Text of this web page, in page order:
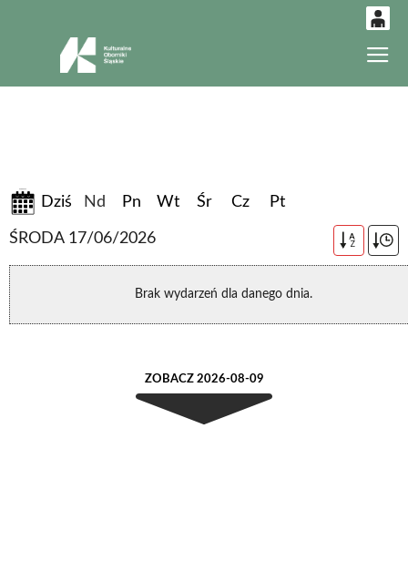
Dziś Nd Pn Wt Śr Cz Pt
ŚRODA 17/06/2026 A
Z
Brak wydarzeń dla danego dnia.
ZOBACZ 2026-08-09